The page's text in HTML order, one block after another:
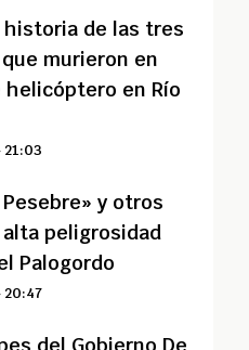
historia de las tres
murieron en
en Río
y otros
peligrosidad
llegan a cárcel Palogordo
20:47